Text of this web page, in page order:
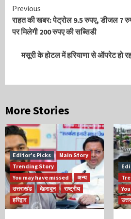
Continue
Reading
Previous
राहत की खबर: पेट्रोल 9.5 रुपए, डीजल 7
पर मिलेगी 200 रुपए की सब्सिडी
मसूरी के होटल में हरियाणा से ऑपरेट हो
More Stories
Editor’s Picks
Main Story
Trending Story
You may have missed
अन्य
उत्तराखंड
देहरादून
राष्ट्रीय
हरिद्वार